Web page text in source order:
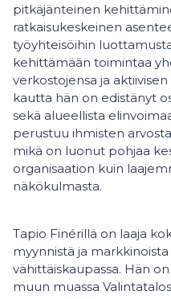
pitkäjänteinen
ratkaisukeskeinen
työyhteisöihin
kehittämään toimintaa
verkostojensa ja
kautta hän on edistänyt
sekä alueellista
perustuu ihmisten
mikä on luonut pohjaa
organisaation kuin
näkökulmasta.
Tapio Finérillä on laaja
myynnistä ja
vähittäiskaupassa. Hän
muun muassa